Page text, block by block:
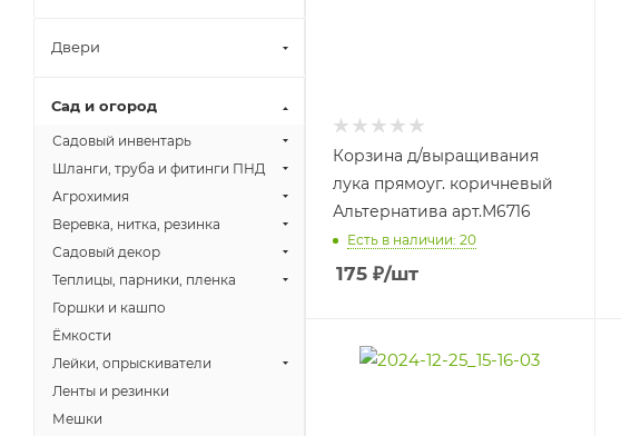
Корзина д/выращивания
лука прямоуг. коричневый
Альтернатива арт.М6716
Есть в наличии: 20
175 ₽/шт
Двери
Сад и огород
Садовый инвентарь
Шланги, труба и фитинги ПНД
Агрохимия
Веревка, нитка, резинка
Садовый декор
Теплицы, парники, пленка
Горшки и кашпо
Ёмкости
Лейки, опрыскиватели
Ленты и резинки
Мешки